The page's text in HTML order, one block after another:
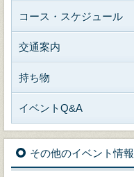
コース・スケジュール
交通案内
持ち物
イベントQ&A
その他のイベント情報